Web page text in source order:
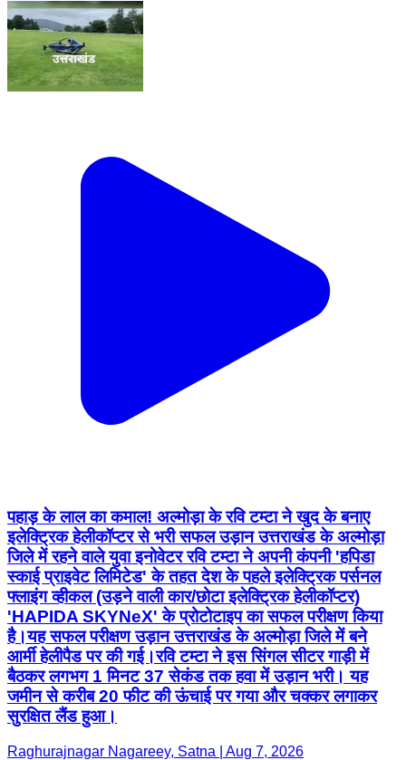
पहाड़ के लाल का कमाल! अल्मोड़ा के रवि टम्टा ने खुद के बनाए
इलेक्ट्रिक हेलीकॉप्टर से भरी सफल उड़ान उत्तराखंड के अल्मोड़ा
जिले में रहने वाले युवा इनोवेटर रवि टम्टा ने अपनी कंपनी 'हपिडा
स्काई प्राइवेट लिमिटेड' के तहत देश के पहले इलेक्ट्रिक पर्सनल
फ्लाइंग व्हीकल (उड़ने वाली कार/छोटा इलेक्ट्रिक हेलीकॉप्टर)
'HAPIDA SKYNeX' के प्रोटोटाइप का सफल परीक्षण किया
है।यह सफल परीक्षण उड़ान उत्तराखंड के अल्मोड़ा जिले में बने
आर्मी हेलीपैड पर की गई।रवि टम्टा ने इस सिंगल सीटर गाड़ी में
बैठकर लगभग 1 मिनट 37 सेकंड तक हवा में उड़ान भरी। यह
जमीन से करीब 20 फीट की ऊंचाई पर गया और चक्कर लगाकर
सुरक्षित लैंड हुआ।
Raghurajnagar Nagareey, Satna | Aug 7, 2026